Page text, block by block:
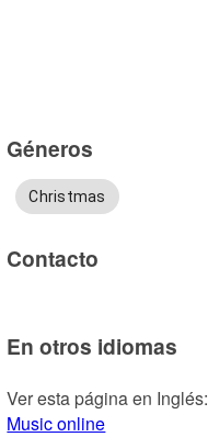
Géneros
Christmas
Contacto
En otros idiomas
Ver esta página en Inglés:
Music online